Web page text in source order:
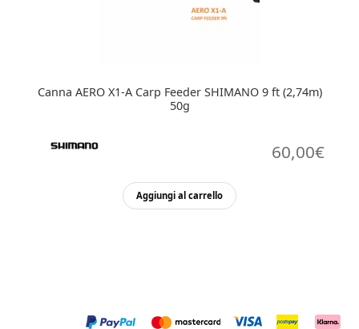
Canna AERO X1-A Carp Feeder SHIMANO 9 ft (2,74m)
50g
60,00€
Aggiungi al carrello